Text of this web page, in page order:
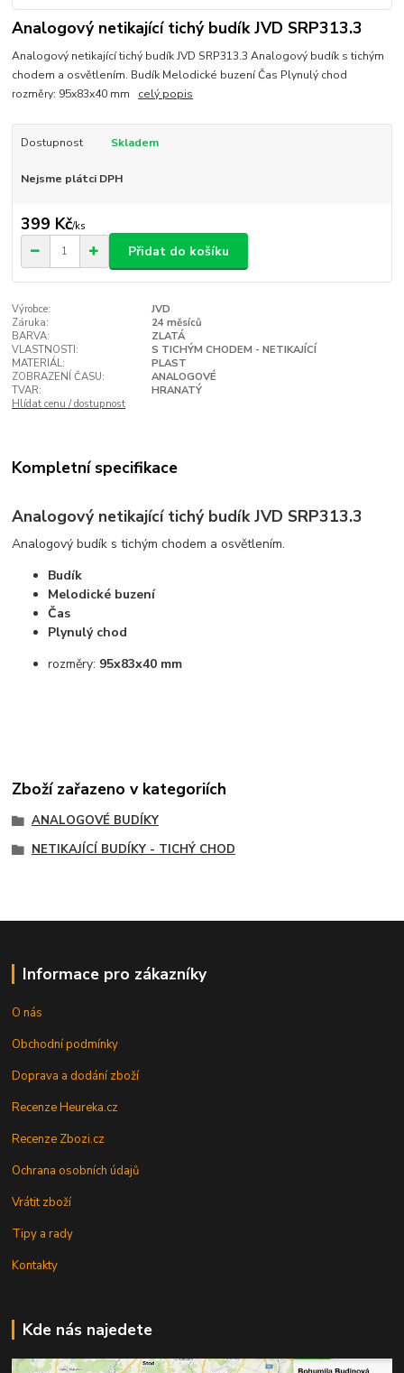
Analogový netikající tichý budík JVD SRP313.3
Analogový netikající tichý budík JVD SRP313.3 Analogový budík s tichým
chodem a osvětlením. Budík Melodické buzení Čas Plynulý chod
rozměry: 95x83x40 mm celý popis
Dostupnost Skladem
Nejsme plátci DPH
399 Kč/ks
Přidat do košíku
Výrobce:
JVD
Záruka:
24 měsíců
BARVA:
ZLATÁ
VLASTNOSTI:
S TICHÝM CHODEM - NETIKAJÍCÍ
MATERIÁL:
PLAST
ZOBRAZENÍ ČASU:
ANALOGOVÉ
TVAR:
HRANATÝ
Hlídat cenu / dostupnost
Kompletní specifikace
Analogový netikající tichý budík JVD SRP313.3
Analogový budík s tichým chodem a osvětlením.
Budík
Melodické buzení
Čas
Plynulý chod
rozměry: 95x83x40 mm
Zboží zařazeno v kategoriích
ANALOGOVÉ BUDÍKY
NETIKAJÍCÍ BUDÍKY - TICHÝ CHOD
Informace pro zákazníky
O nás
Obchodní podmínky
Doprava a dodání zboží
Recenze Heureka.cz
Recenze Zbozi.cz
Ochrana osobních údajů
Vrátit zboží
Tipy a rady
Kontakty
Kde nás najedete